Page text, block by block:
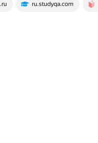
ru.studyqa.com